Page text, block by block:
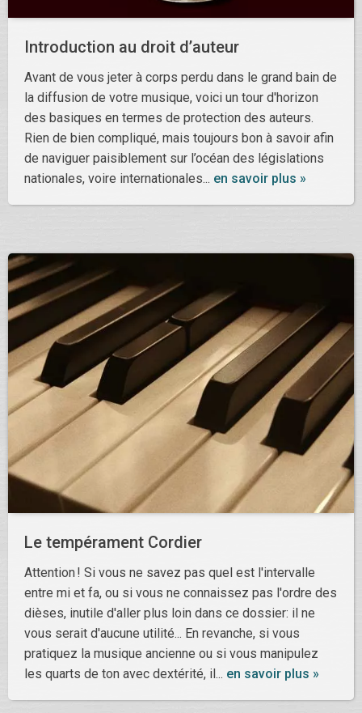
Introduction au droit d’auteur
Avant de vous jeter à corps perdu dans le grand bain de
la diffusion de votre musique, voici un tour d'horizon
des basiques en termes de protection des auteurs.
Rien de bien compliqué, mais toujours bon à savoir afin
de naviguer paisiblement sur l’océan des législations
nationales, voire internationales... en savoir plus »
Le tempérament Cordier
Attention ! Si vous ne savez pas quel est l'intervalle
entre mi et fa, ou si vous ne connaissez pas l'ordre des
dièses, inutile d'aller plus loin dans ce dossier: il ne
vous serait d'aucune utilité... En revanche, si vous
pratiquez la musique ancienne ou si vous manipulez
les quarts de ton avec dextérité, il... en savoir plus »